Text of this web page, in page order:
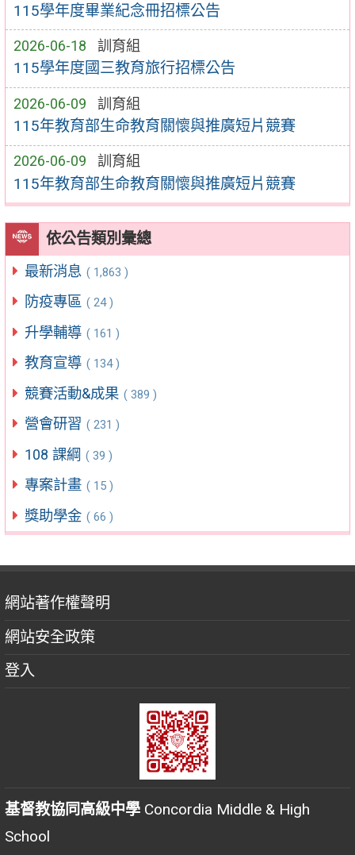
115學年度畢業紀念冊招標公告
2026-06-18 訓育組
115學年度國三教育旅行招標公告
2026-06-09 訓育組
115年教育部生命教育關懷與推廣短片競賽
2026-06-09 訓育組
115年教育部生命教育關懷與推廣短片競賽
依公告類別彙總
最新消息 ( 1,863 )
防疫專區 ( 24 )
升學輔導 ( 161 )
教育宣導 ( 134 )
競賽活動&成果 ( 389 )
營會研習 ( 231 )
108 課綱 ( 39 )
專案計畫 ( 15 )
獎助學金 ( 66 )
網站著作權聲明
網站安全政策
登入
基督教協同高級中學 Concordia Middle & High
School